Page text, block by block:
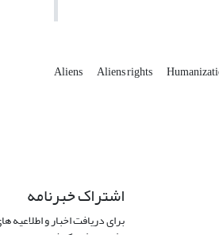
Aliens Aliens rights
اشتراک خبرنامه
برای دریافت اخبار و اطلاعیه